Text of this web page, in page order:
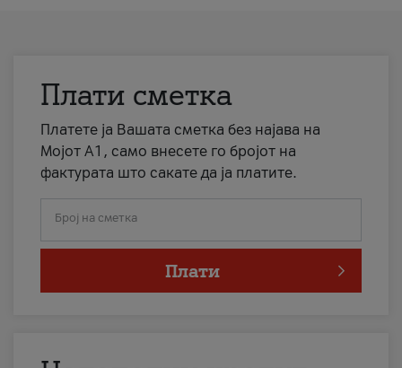
Плати сметка
Платете ја Вашата сметка без најава на
Мојот А1, само внесете го бројот на
фактурата што сакате да ја платите.
Број на сметка
Плати